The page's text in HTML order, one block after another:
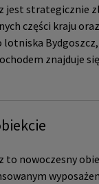
jest strategicznie
części kraju
Bydgoszcz,
znajduje
to nowoczesny